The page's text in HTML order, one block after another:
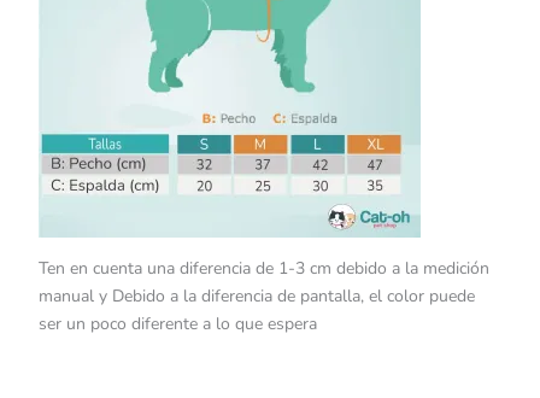
Ten en cuenta una diferencia de 1-3 cm debido a la medición
manual y Debido a la diferencia de pantalla, el color puede
ser un poco diferente a lo que espera